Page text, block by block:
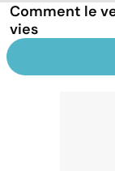
Comment le
vies